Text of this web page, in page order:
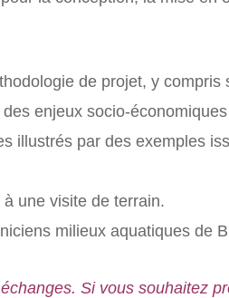
de projet, y compris
enjeux socio-
illustrés par des exemples
une visite de terrain.
milieux aquatiques de
Si vous souhaitez